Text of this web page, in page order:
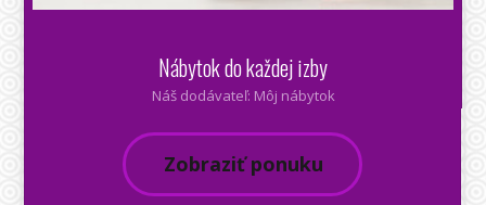
Nábytok do každej izby
Náš dodávateľ: Môj nábytok
Zobraziť ponuku